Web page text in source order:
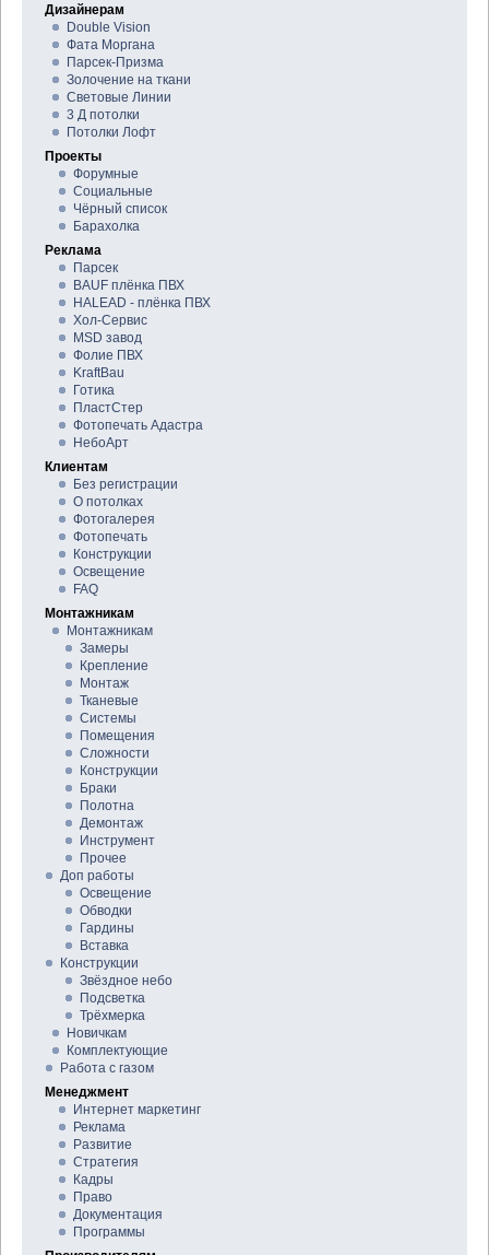
Дизайнерам
Double Vision
Фата Моргана
Парсек-Призма
Золочение на ткани
Световые Линии
3 Д потолки
Потолки Лофт
Проекты
Форумные
Социальные
Чёрный список
Барахолка
Реклама
Парсек
BAUF плёнка ПВХ
HALEAD - плёнка ПВХ
Хол-Сервис
MSD завод
Фолие ПВХ
KraftBau
Готика
ПластСтер
Фотопечать Адастра
НебоАрт
Клиентам
Без регистрации
О потолках
Фотогалерея
Фотопечать
Конструкции
Освещение
FAQ
Монтажникам
Монтажникам
Замеры
Крепление
Монтаж
Тканевые
Системы
Помещения
Сложности
Конструкции
Браки
Полотна
Демонтаж
Инструмент
Прочее
Доп работы
Освещение
Обводки
Гардины
Вставка
Конструкции
Звёздное небо
Подсветка
Трёхмерка
Новичкам
Комплектующие
Работа с газом
Менеджмент
Интернет маркетинг
Реклама
Развитие
Стратегия
Кадры
Право
Документация
Программы